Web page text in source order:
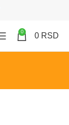
0 0 RSD